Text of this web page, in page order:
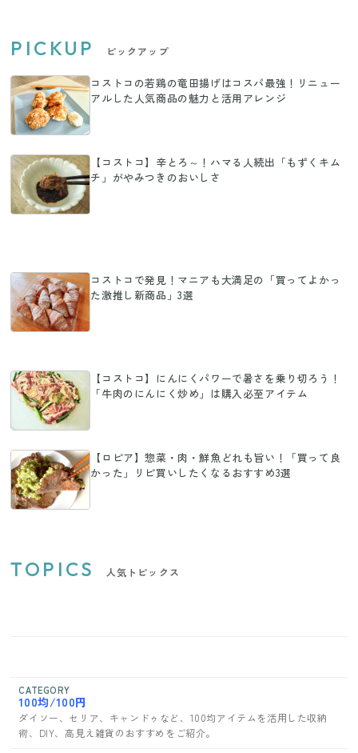
PICKUP ピックアップ
コストコの若鶏の竜田揚げはコスパ最強！リニュー
アルした人気商品の魅力と活用アレンジ
【コストコ】辛とろ～！ハマる人続出「もずくキム
チ」がやみつきのおいしさ
コストコで発見！マニアも大満足の「買ってよかっ
た激推し新商品」3選
【コストコ】にんにくパワーで暑さを乗り切ろう！
「牛肉のにんにく炒め」は購入必至アイテム
【ロピア】惣菜・肉・鮮魚どれも旨い！「買って良
かった」リピ買いしたくなるおすすめ3選
TOPICS 人気トピックス
CATEGORY
100均/100円
ダイソー、セリア、キャンドゥなど、100均アイテムを活用した収納
術、DIY、高見え雑貨のおすすめをご紹介。